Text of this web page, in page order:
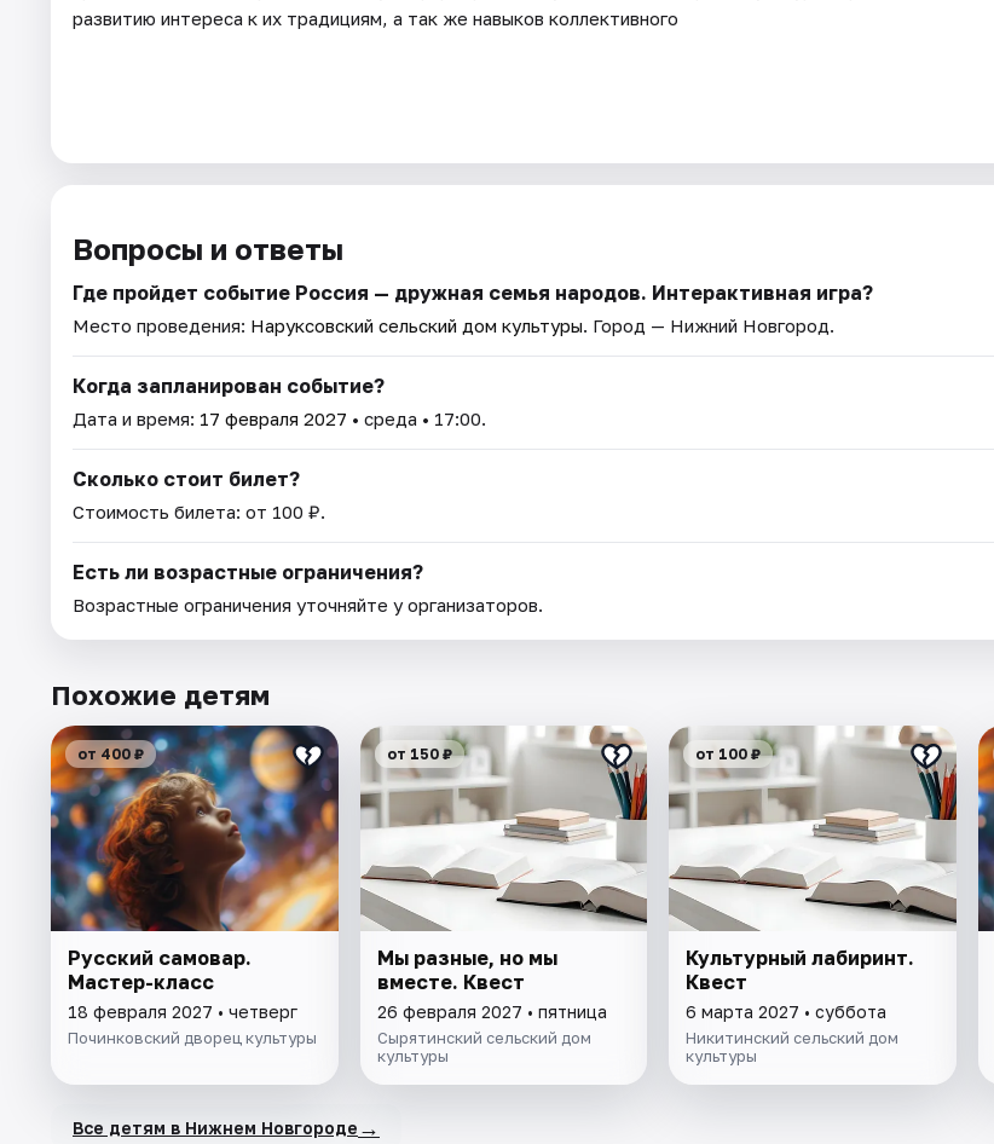
развитию интереса к их традициям, а так же навыков коллективного
Вопросы и ответы
Где пройдет событие Россия — дружная семья народов. Интерактивная игра?
Место проведения: Наруксовский сельский дом культуры. Город — Нижний Новгород.
Когда запланирован событие?
Дата и время: 17 февраля 2027 • среда • 17:00.
Сколько стоит билет?
Стоимость билета: от 100 ₽.
Есть ли возрастные ограничения?
Возрастные ограничения уточняйте у организаторов.
Похожие детям
от 400 ₽
Русский самовар.
Мастер-класс
18 февраля 2027 • четверг
Починковский дворец культуры
от 150 ₽
Мы разные, но мы
вместе. Квест
26 февраля 2027 • пятница
Сырятинский сельский дом
культуры
от 100 ₽
Культурный лабиринт.
Квест
6 марта 2027 • суббота
Никитинский сельский дом
культуры
Все детям в Нижнем Новгороде →